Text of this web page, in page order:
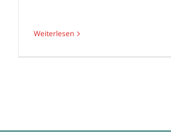
Weiterlesen